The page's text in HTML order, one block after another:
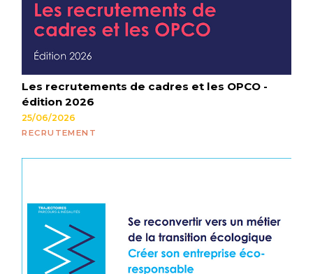
Les recrutements de cadres et les OPCO -
édition 2026
25/06/2026
RECRUTEMENT